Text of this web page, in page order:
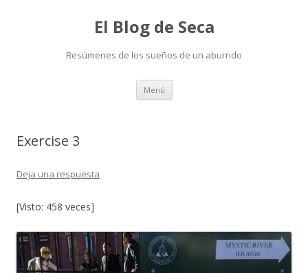
El Blog de Seca
Resúmenes de los sueños de un aburrido
Menú Ir
contenido
Exercise 3
Deja una respuesta
[Visto: 458 veces]